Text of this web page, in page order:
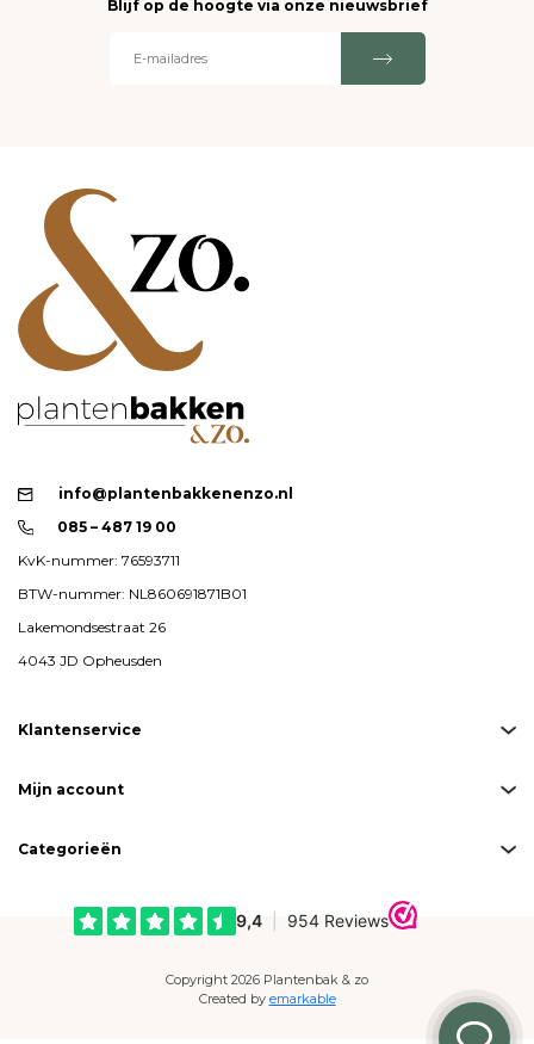
Blijf op de hoogte via onze nieuwsbrief
info@plantenbakkenenzo.nl
085 – 487 19 00
KvK-nummer: 76593711
BTW-nummer: NL860691871B01
Lakemondsestraat 26
4043 JD Opheusden
Klantenservice
Mijn account
Categorieën
Copyright 2026 Plantenbak & zo
Created by emarkable